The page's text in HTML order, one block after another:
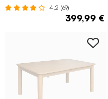
4.2 (69)
399,99 €